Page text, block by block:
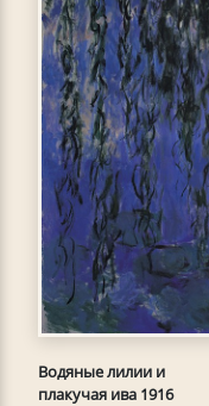
Водяные лилии и
плакучая ива 1916